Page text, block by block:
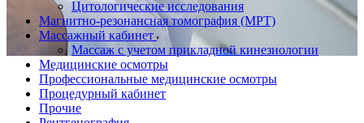
Цитологические исследования
Магнитно-резонансная томография (МРТ)
Массажный кабинет
Массаж с учетом прикладной кинезиологии
Медицинские осмотры
Профессиональные медицинские осмотры
Процедурный кабинет
Прочие